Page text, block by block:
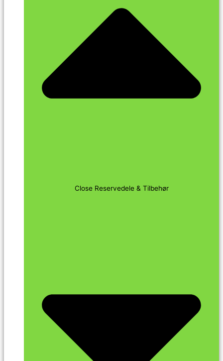
Close Reservedele & Tilbehør